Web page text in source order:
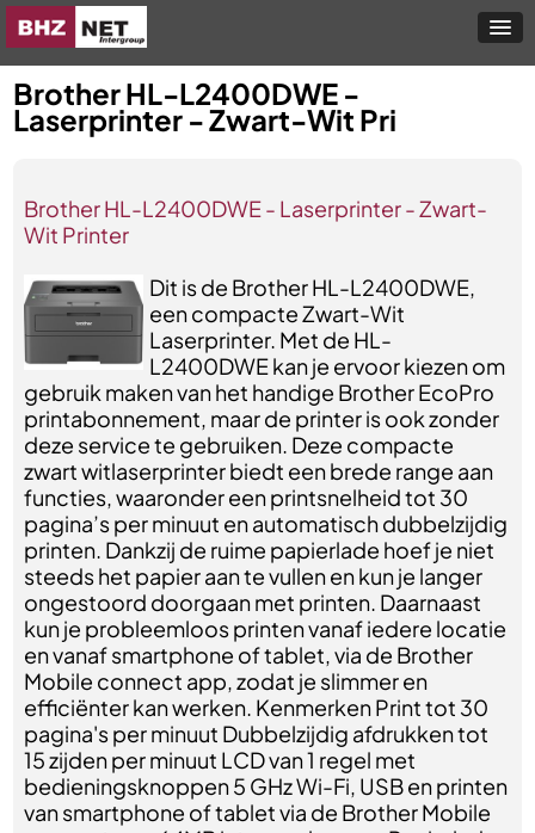
Brother HL-L2400DWE -
Laserprinter - Zwart-Wit Pri
Brother HL-L2400DWE - Laserprinter - Zwart-
Wit Printer
Dit is de Brother HL-L2400DWE,
een compacte Zwart-Wit
Laserprinter. Met de HL-
L2400DWE kan je ervoor kiezen om
gebruik maken van het handige Brother EcoPro
printabonnement, maar de printer is ook zonder
deze service te gebruiken. Deze compacte
zwart witlaserprinter biedt een brede range aan
functies, waaronder een printsnelheid tot 30
pagina’s per minuut en automatisch dubbelzijdig
printen. Dankzij de ruime papierlade hoef je niet
steeds het papier aan te vullen en kun je langer
ongestoord doorgaan met printen. Daarnaast
kun je probleemloos printen vanaf iedere locatie
en vanaf smartphone of tablet, via de Brother
Mobile connect app, zodat je slimmer en
efficiënter kan werken. Kenmerken Print tot 30
pagina's per minuut Dubbelzijdig afdrukken tot
15 zijden per minuut LCD van 1 regel met
bedieningsknoppen 5 GHz Wi-Fi, USB en printen
van smartphone of tablet via de Brother Mobile